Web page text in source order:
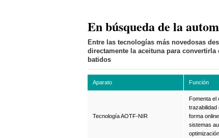
En búsqueda de la
Entre las tecnologías más novedosas
directamente la aceituna para
batidos
Aparato Función
Tecnología AOTF-NIR
Fomenta el
trazabilidad
forma
sistemas